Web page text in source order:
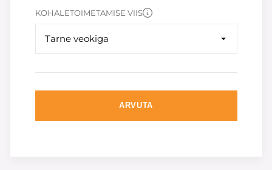
KOHALETOIMETAMISE VIIS
Tarne veokiga
ARVUTA